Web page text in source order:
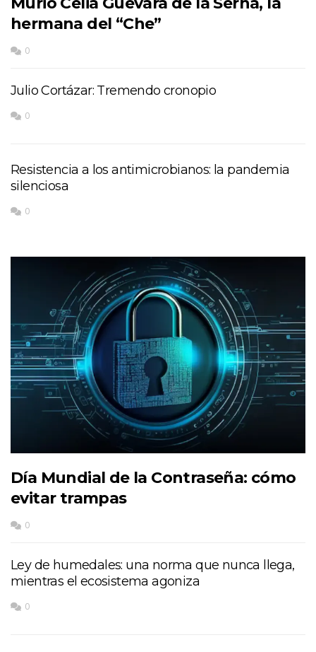
hermana del “Che”
0
Julio Cortázar: Tremendo cronopio
0
Resistencia a los antimicrobianos: la pandemia
silenciosa
0
Día Mundial de la Contraseña: cómo
evitar trampas
0
Ley de humedales: una norma que nunca llega,
mientras el ecosistema agoniza
0